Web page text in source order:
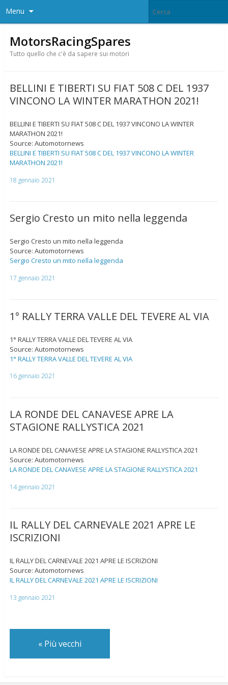
Menu
MotorsRacingSpares
Tutto quello che c'è da sapere sui motori
BELLINI E TIBERTI SU FIAT 508 C DEL 1937
VINCONO LA WINTER MARATHON 2021!
BELLINI E TIBERTI SU FIAT 508 C DEL 1937 VINCONO LA WINTER
MARATHON 2021!
Source: Automotornews
BELLINI E TIBERTI SU FIAT 508 C DEL 1937 VINCONO LA WINTER
MARATHON 2021!
18 gennaio 2021
Sergio Cresto un mito nella leggenda
Sergio Cresto un mito nella leggenda
Source: Automotornews
Sergio Cresto un mito nella leggenda
17 gennaio 2021
1° RALLY TERRA VALLE DEL TEVERE AL VIA
1° RALLY TERRA VALLE DEL TEVERE AL VIA
Source: Automotornews
1° RALLY TERRA VALLE DEL TEVERE AL VIA
16 gennaio 2021
LA RONDE DEL CANAVESE APRE LA
STAGIONE RALLYSTICA 2021
LA RONDE DEL CANAVESE APRE LA STAGIONE RALLYSTICA 2021
Source: Automotornews
LA RONDE DEL CANAVESE APRE LA STAGIONE RALLYSTICA 2021
14 gennaio 2021
IL RALLY DEL CARNEVALE 2021 APRE LE
ISCRIZIONI
IL RALLY DEL CARNEVALE 2021 APRE LE ISCRIZIONI
Source: Automotornews
IL RALLY DEL CARNEVALE 2021 APRE LE ISCRIZIONI
13 gennaio 2021
«Più vecchi